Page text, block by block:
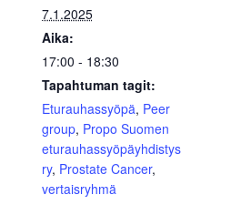
7.1.2025
Aika:
17:00 - 18:30
Tapahtuman tagit:
Eturauhassyöpä, Peer
group, Propo Suomen
eturauhassyöpäyhdistys
ry, Prostate Cancer,
vertaisryhmä